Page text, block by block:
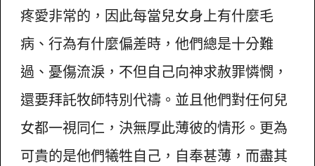
疼愛非常的，因此每當兒女身上有什麼毛
病、行為有什麼偏差時，他們總是十分難
過、憂傷流淚，不但自己向神求赦罪憐憫，
還要拜託牧師特別代禱。並且他們對任何兒
女都一視同仁，決無厚此薄彼的情形。更為
可貴的是他們犧牲自己，自奉甚薄，而盡其